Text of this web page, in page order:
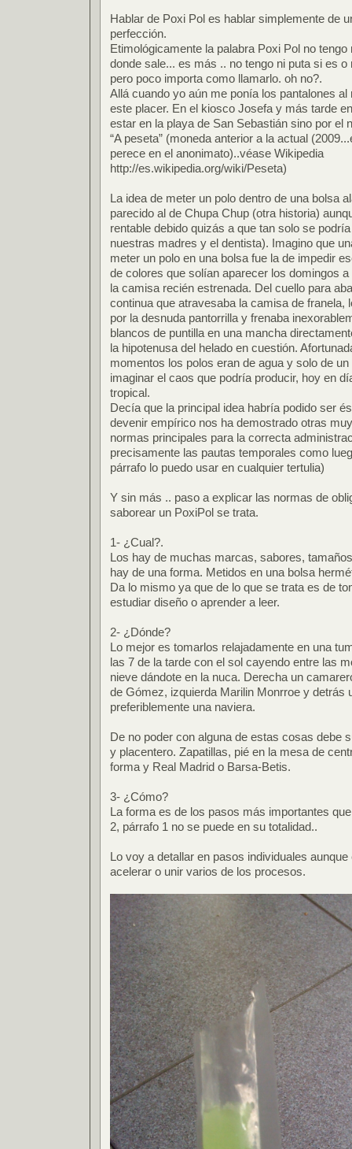
Hablar de Poxi Pol es hablar simplemente de
perfección.
Etimológicamente la palabra Poxi Pol no
donde sale... es más .. no tengo ni puta si es
pero poco importa como llamarlo. oh no?.
Allá cuando yo aún me ponía los pantalones
este placer. En el kiosco Josefa y más tarde
estar en la playa de San Sebastián sino por el
“A peseta” (moneda anterior a la actual
perece en el anonimato)..véase Wikipedia
http://es.wikipedia.org/wiki/Peseta)
La idea de meter un polo dentro de una bolsa
parecido al de Chupa Chup (otra historia)
rentable debido quizás a que tan solo se
nuestras madres y el dentista). Imagino que
meter un polo en una bolsa fue la de impedir
de colores que solían aparecer los domingos
la camisa recién estrenada. Del cuello para
continua que atravesaba la camisa de franela,
por la desnuda pantorrilla y frenaba
blancos de puntilla en una mancha
la hipotenusa del helado en cuestión.
momentos los polos eran de agua y solo de
imaginar el caos que podría producir, hoy en
tropical.
Decía que la principal idea habría podido ser
devenir empírico nos ha demostrado otras
normas principales para la correcta
precisamente las pautas temporales como
párrafo lo puedo usar en cualquier tertulia)
Y sin más .. paso a explicar las normas de
saborear un PoxiPol se trata.
1- ¿Cual?.
Los hay de muchas marcas, sabores,
hay de una forma. Metidos en una bolsa
Da lo mismo ya que de lo que se trata es de
estudiar diseño o aprender a leer.
2- ¿Dónde?
Lo mejor es tomarlos relajadamente en una
las 7 de la tarde con el sol cayendo entre las
nieve dándote en la nuca. Derecha un
de Gómez, izquierda Marilin Monrroe y detrás
preferiblemente una naviera.
De no poder con alguna de estas cosas debe
y placentero. Zapatillas, pié en la mesa de
forma y Real Madrid o Barsa-Betis.
3- ¿Cómo?
La forma es de los pasos más importantes
2, párrafo 1 no se puede en su totalidad..
Lo voy a detallar en pasos individuales
acelerar o unir varios de los procesos.